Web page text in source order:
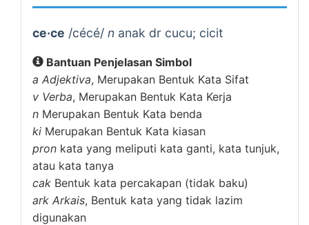
ce·ce /cécé/ n anak dr cucu; cicit
Bantuan Penjelasan Simbol
a Adjektiva, Merupakan Bentuk Kata Sifat
v Verba, Merupakan Bentuk Kata Kerja
n Merupakan Bentuk Kata benda
ki Merupakan Bentuk Kata kiasan
pron kata yang meliputi kata ganti, kata tunjuk,
atau kata tanya
cak Bentuk kata percakapan (tidak baku)
ark Arkais, Bentuk kata yang tidak lazim
digunakan